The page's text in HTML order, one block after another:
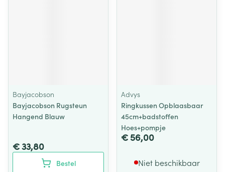
Bayjacobson
Bayjacobson Rugsteun
Hangend Blauw
€ 33,80
Bestel
Advys
Ringkussen Opblaasbaar
45cm+badstoffen
Hoes+pompje
€ 56,00
Niet beschikbaar